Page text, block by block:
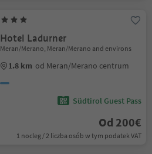
Hotel Ladurner
Meran/Merano, Meran/Merano and environs
1.8 km od Meran/Merano centrum
Südtirol Guest Pass
Od 200€
1 nocleg / 2 liczba osób w tym podatek VAT